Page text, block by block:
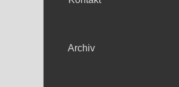
Archiv